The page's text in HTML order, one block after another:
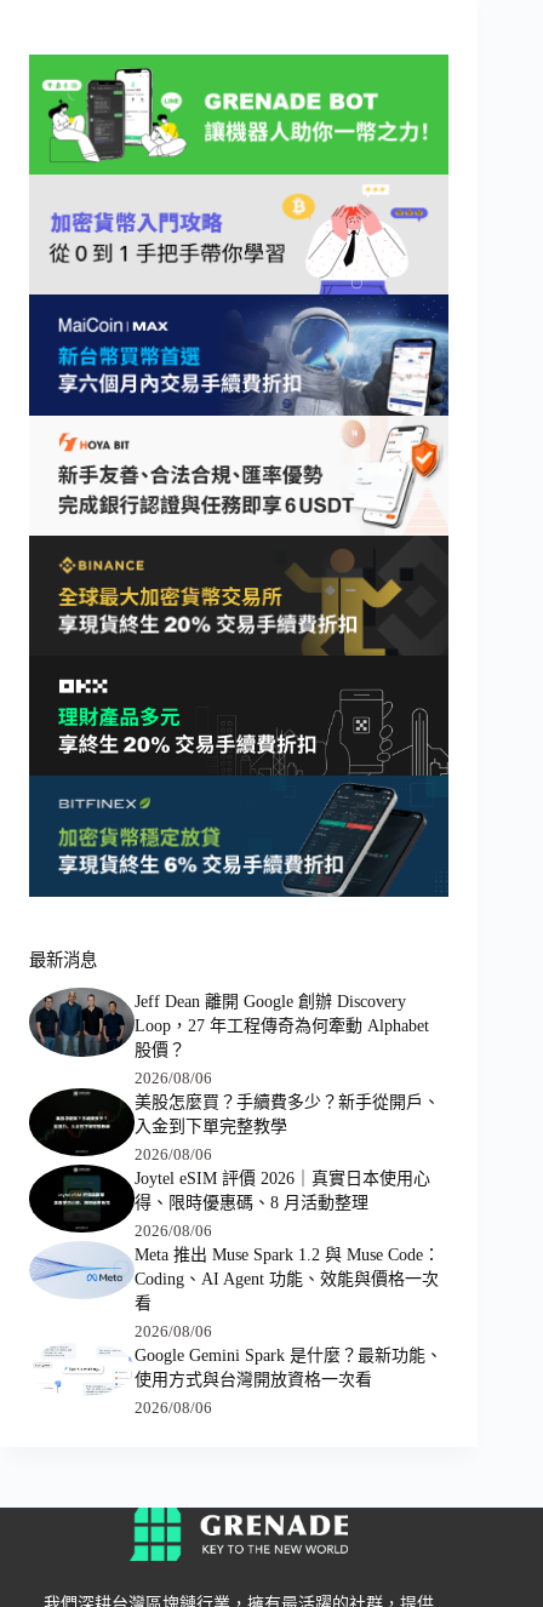
最新消息
Jeff Dean 離開 Google 創辦 Discovery
Loop，27 年工程傳奇為何牽動 Alphabet
股價？
2026/08/06
美股怎麼買？手續費多少？新手從開戶、
入金到下單完整教學
2026/08/06
Joytel eSIM 評價 2026｜真實日本使用心
得、限時優惠碼、8 月活動整理
2026/08/06
Meta 推出 Muse Spark 1.2 與 Muse Code：
Coding、AI Agent 功能、效能與價格一次
看
2026/08/06
Google Gemini Spark 是什麼？最新功能、
使用方式與台灣開放資格一次看
2026/08/06